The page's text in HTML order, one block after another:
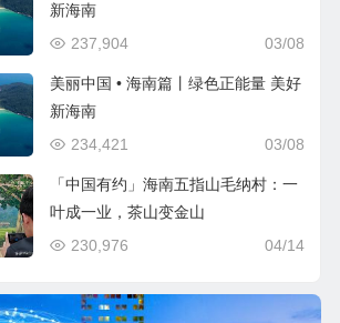
新海南
03/08
237,904
美丽中国 • 海南篇丨绿色正能量 美好
新海南
03/08
234,421
「中国有约」海南五指山毛纳村：一
叶成一业，茶山变金山
04/14
230,976